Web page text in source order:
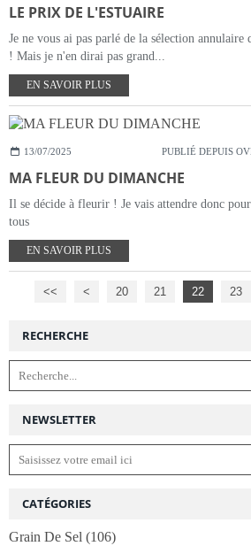
LE PRIX DE L'ESTUAIRE
Je ne vous ai pas parlé de la sélection
! Mais je n'en dirai pas grand...
EN SAVOIR PLUS
13/07/2025 PUBLIÉ DEPUIS
MA FLEUR DU DIMANCHE
Il se décide à fleurir ! Je vais attendre donc
tous
EN SAVOIR PLUS
<< < 10
20 21 22 23
NEWSLETTER
RECHERCHE
CATÉGORIES
Grain De Sel (106)